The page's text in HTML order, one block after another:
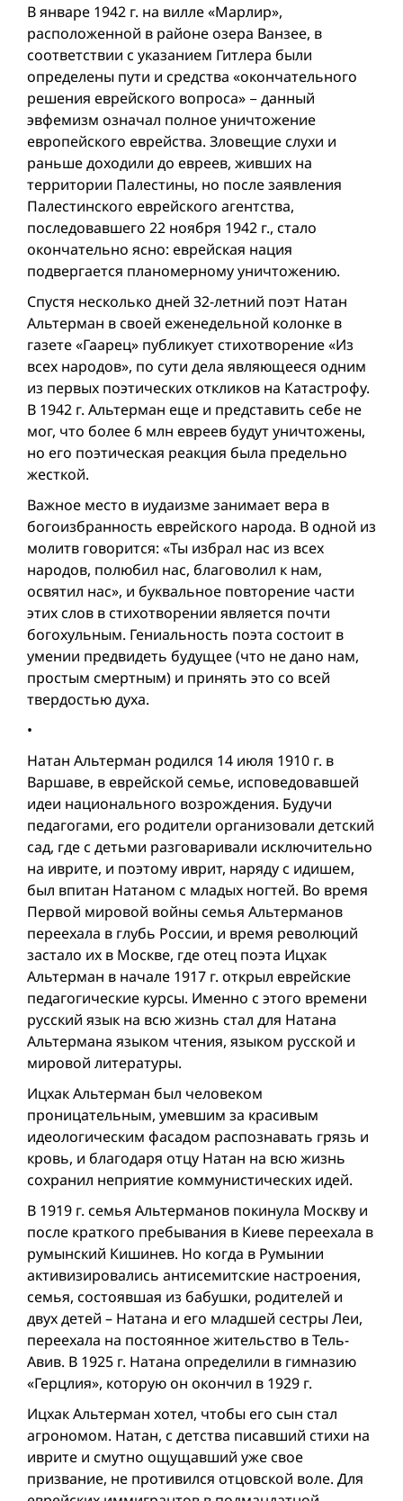
В январе 1942 г. на вилле «Марлир»,
расположенной в районе озера Ванзее, в
соответствии с указанием Гитлера были
определены пути и средства «окончательного
решения еврейского вопроса» − данный
эвфемизм означал полное уничтожение
европейского еврейства. Зловещие слухи и
раньше доходили до евреев, живших на
территории Палестины, но после заявления
Палестинского еврейского агентства,
последовавшего 22 ноября 1942 г., стало
окончательно ясно: еврейская нация
подвергается планомерному уничтожению.
Спустя несколько дней 32-летний поэт Натан
Альтерман в своей еженедельной колонке в
газете «Гаарец» публикует стихотворение «Из
всех народов», по сути дела являющееся одним
из первых поэтических откликов на Катастрофу.
В 1942 г. Альтерман еще и представить себе не
мог, что более 6 млн евреев будут уничтожены,
но его поэтическая реакция была предельно
жесткой.
Важное место в иудаизме занимает вера в
богоизбранность еврейского народа. В одной из
молитв говорится: «Ты избрал нас из всех
народов, полюбил нас, благоволил к нам,
освятил нас», и буквальное повторение части
этих слов в стихо­творении является почти
богохульным. Гениальность поэта состоит в
умении предвидеть будущее (что не дано нам,
простым смертным) и принять это со всей
твердостью духа.
•
Натан Альтерман родился 14 июля 1910 г. в
Варшаве, в еврейской семье, исповедовавшей
идеи национального возрождения. Будучи
педагогами, его родители организовали детский
сад, где с детьми разговаривали исключительно
на иврите, и поэтому иврит, наряду с идишем,
был впитан Натаном с младых ногтей. Во время
Первой мировой вой­ны семья Альтерманов
переехала в глубь России, и время революций
застало их в Москве, где отец поэта Ицхак
Альтерман в начале 1917 г. открыл еврейские
педагогические курсы. Именно с этого времени
русский язык на всю жизнь стал для Натана
Альтермана языком чтения, языком русской и
мировой литературы.
Ицхак Альтерман был человеком
проницательным, умевшим за красивым
идеологическим фасадом распознавать грязь и
кровь, и благодаря отцу Натан на всю жизнь
сохранил неприятие коммунистических идей.
В 1919 г. семья Альтерманов покинула Москву и
после краткого пребывания в Киеве переехала в
румынский Кишинев. Но когда в Румынии
активизировались антисемитские настроения,
семья, состоявшая из бабушки, родителей и
двух детей – Натана и его младшей сестры Леи,
переехала на постоянное жительство в Тель-
Авив. В 1925 г. Натана определили в гимназию
«Герцлия», которую он окончил в 1929 г.
Ицхак Альтерман хотел, чтобы его сын стал
агрономом. Натан, с детства писавший стихи на
иврите и смутно ощущавший уже свое
призвание, не противился отцовской воле. Для